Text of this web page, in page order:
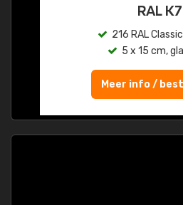
RAL K7
216 RAL
5 x 15 cm,
Meer info /